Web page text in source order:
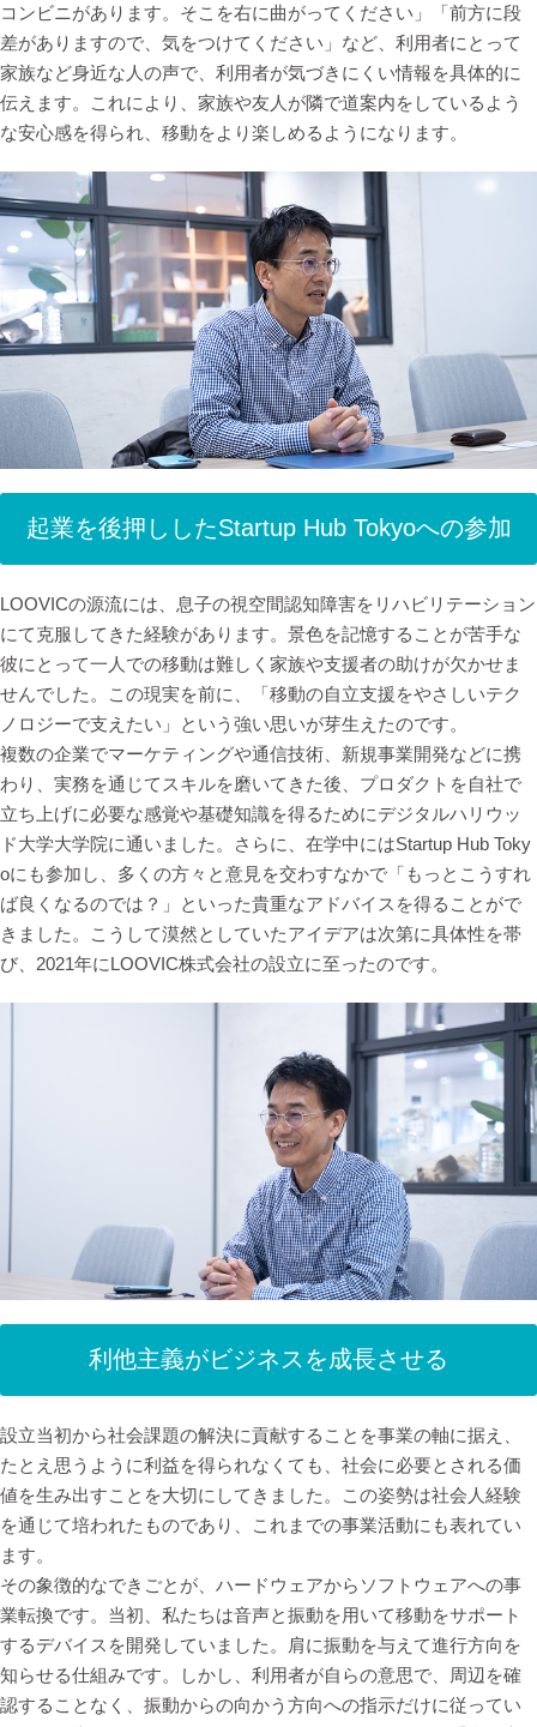
コンビニがあります。そこを右に曲がってください」「前方に段
差がありますので、気をつけてください」など、利用者にとって
家族など身近な人の声で、利用者が気づきにくい情報を具体的に
伝えます。これにより、家族や友人が隣で道案内をしているよう
な安心感を得られ、移動をより楽しめるようになります。
起業を後押ししたStartup Hub Tokyoへの参加
LOOVICの源流には、息子の視空間認知障害をリハビリテーション
にて克服してきた経験があります。景色を記憶することが苦手な
彼にとって一人での移動は難しく家族や支援者の助けが欠かせま
せんでした。この現実を前に、「移動の自立支援をやさしいテク
ノロジーで支えたい」という強い思いが芽生えたのです。
複数の企業でマーケティングや通信技術、新規事業開発などに携
わり、実務を通じてスキルを磨いてきた後、プロダクトを自社で
立ち上げに必要な感覚や基礎知識を得るためにデジタルハリウッ
ド大学大学院に通いました。さらに、在学中にはStartup Hub Toky
oにも参加し、多くの方々と意見を交わすなかで「もっとこうすれ
ば良くなるのでは？」といった貴重なアドバイスを得ることがで
きました。こうして漠然としていたアイデアは次第に具体性を帯
び、2021年にLOOVIC株式会社の設立に至ったのです。
利他主義がビジネスを成長させる
設立当初から社会課題の解決に貢献することを事業の軸に据え、
たとえ思うように利益を得られなくても、社会に必要とされる価
値を生み出すことを大切にしてきました。この姿勢は社会人経験
を通じて培われたものであり、これまでの事業活動にも表れてい
ます。
その象徴的なできごとが、ハードウェアからソフトウェアへの事
業転換です。当初、私たちは音声と振動を用いて移動をサポート
するデバイスを開発していました。肩に振動を与えて進行方向を
知らせる仕組みです。しかし、利用者が自らの意思で、周辺を確
認することなく、振動からの向かう方向への指示だけに従ってい